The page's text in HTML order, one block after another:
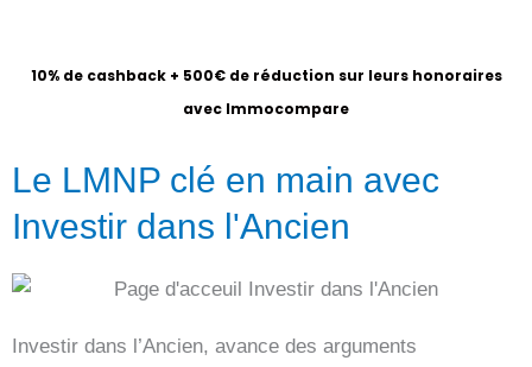
10% de cashback + 500€ de réduction sur leurs honoraires
avec Immocompare
Le LMNP clé en main avec
Investir dans l'Ancien
Investir dans l’Ancien, avance des arguments